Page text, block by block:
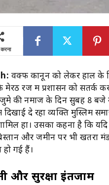
वक्फ कानून को लेकर हाल के
के मेरठ रेंज में प्रशासन को सतर्क
की नमाज के दिन सुबह 8
दिखाई दे रहा व्यक्ति मुस्लिम
हों। उसका कहना है कि यदि
और जमीन पर भी खतरा
गई हैं।
और सुरक्षा इंतजाम